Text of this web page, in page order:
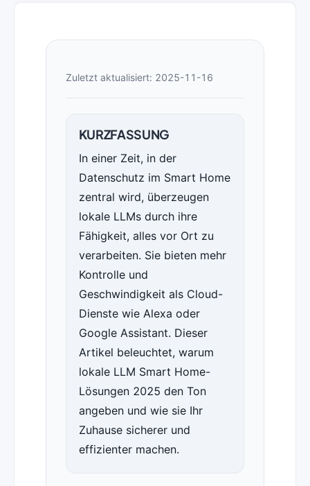
Zuletzt aktualisiert: 2025-11-16
KURZFASSUNG
In einer Zeit, in der
Datenschutz im Smart Home
zentral wird, überzeugen
lokale LLMs durch ihre
Fähigkeit, alles vor Ort zu
verarbeiten. Sie bieten mehr
Kontrolle und
Geschwindigkeit als Cloud-
Dienste wie Alexa oder
Google Assistant. Dieser
Artikel beleuchtet, warum
lokale LLM Smart Home-
Lösungen 2025 den Ton
angeben und wie sie Ihr
Zuhause sicherer und
effizienter machen.